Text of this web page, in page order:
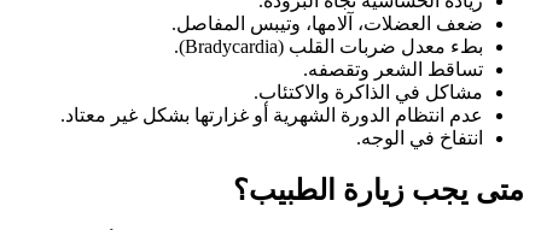
ضعف العضلات، آلامها، وتيبس المفاصل.
بطء معدل ضربات القلب (Bradycardia).
تساقط الشعر وتقصفه.
مشاكل في الذاكرة والاكتئاب.
عدم انتظام الدورة الشهرية أو غزارتها بشكل غير معتاد.
انتفاخ في الوجه.
متى يجب زيارة الطبيب؟